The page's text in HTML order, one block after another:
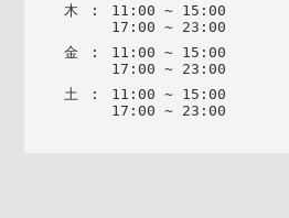
木
: 11 : 00 ~ 15 : 00
17 : 00 ~ 23 : 00
金
: 11 : 00 ~ 15 : 00
17 : 00 ~ 23 : 00
土
: 11 : 00 ~ 15 : 00
17 : 00 ~ 23 : 00